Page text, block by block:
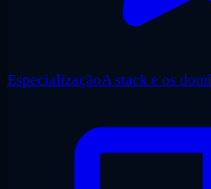
EspecializaçãoA stack e os